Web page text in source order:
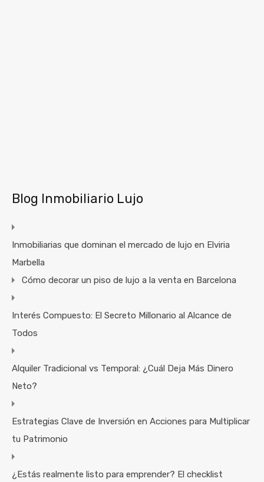
Blog Inmobiliario Lujo
Inmobiliarias que dominan el mercado de lujo en Elviria
Marbella
Cómo decorar un piso de lujo a la venta en Barcelona
Interés Compuesto: El Secreto Millonario al Alcance de
Todos
Alquiler Tradicional vs Temporal: ¿Cuál Deja Más Dinero
Neto?
Estrategias Clave de Inversión en Acciones para Multiplicar
tu Patrimonio
¿Estás realmente listo para emprender? El checklist